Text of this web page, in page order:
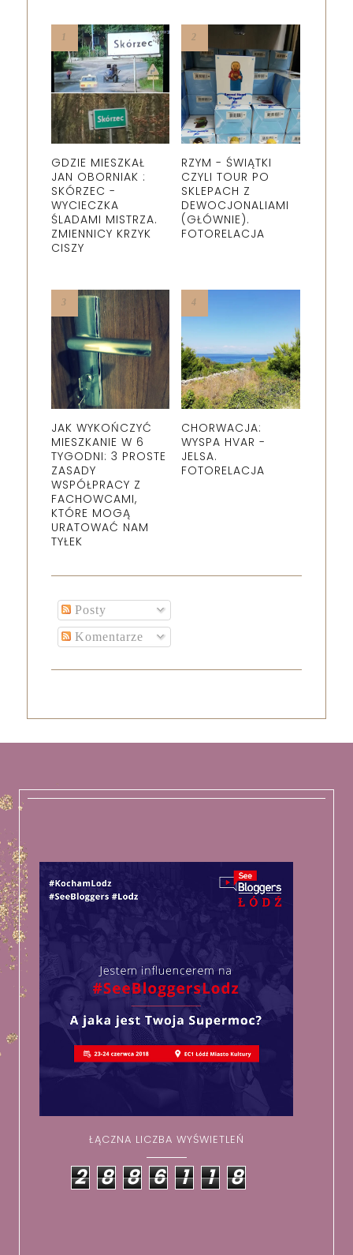
GDZIE MIESZKAŁ
JAN OBORNIAK :
SKÓRZEC -
WYCIECZKA
ŚLADAMI MISTRZA.
ZMIENNICY KRZYK
CISZY
RZYM - ŚWIĄTKI
CZYLI TOUR PO
SKLEPACH Z
DEWOCJONALIAMI
(GŁÓWNIE).
FOTORELACJA
JAK WYKOŃCZYĆ
MIESZKANIE W 6
TYGODNI: 3 PROSTE
ZASADY
WSPÓŁPRACY Z
FACHOWCAMI,
KTÓRE MOGĄ
URATOWAĆ NAM
TYŁEK
CHORWACJA:
WYSPA HVAR -
JELSA.
FOTORELACJA
Posty
Komentarze
ŁĄCZNA LICZBA WYŚWIETLEŃ
2 8 8 6 1 1 8